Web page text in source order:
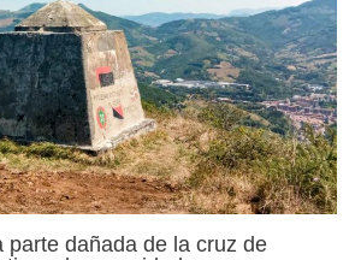
parte dañada de la cruz de